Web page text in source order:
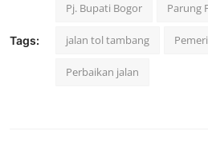
Tags:
Pj. Bupati Bogor Parung
jalan tol tambang
Perbaikan jalan